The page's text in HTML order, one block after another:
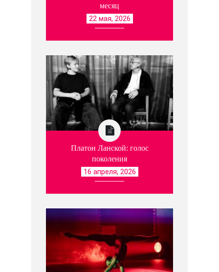
месяц
22 мая, 2026
Платон Ланской: голос
поколения
16 апреля, 2026